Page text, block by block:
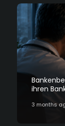
ihren
3 months